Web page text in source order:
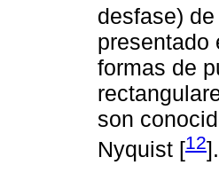
desfase)
presentado
formas de
son
Nyquist [12].